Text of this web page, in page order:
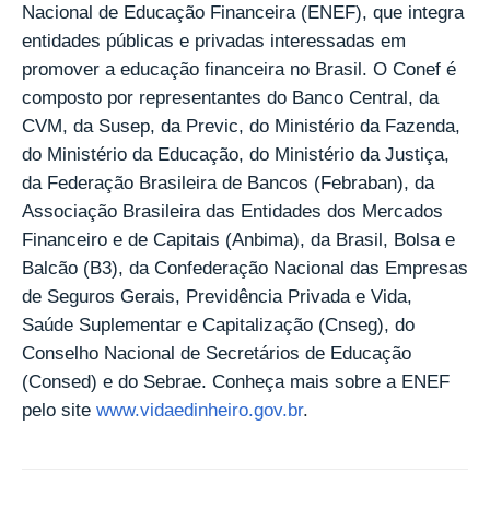
Nacional de Educação Financeira (ENEF), que integra
entidades públicas e privadas interessadas em
promover a educação financeira no Brasil. O Conef é
composto por representantes do Banco Central, da
CVM, da Susep, da Previc, do Ministério da Fazenda,
do Ministério da Educação, do Ministério da Justiça,
da Federação Brasileira de Bancos (Febraban), da
Associação Brasileira das Entidades dos Mercados
Financeiro e de Capitais (Anbima), da Brasil, Bolsa e
Balcão (B3), da Confederação Nacional das Empresas
de Seguros Gerais, Previdência Privada e Vida,
Saúde Suplementar e Capitalização (Cnseg), do
Conselho Nacional de Secretários de Educação
(Consed) e do Sebrae. Conheça mais sobre a ENEF
pelo site www.vidaedinheiro.gov.br.